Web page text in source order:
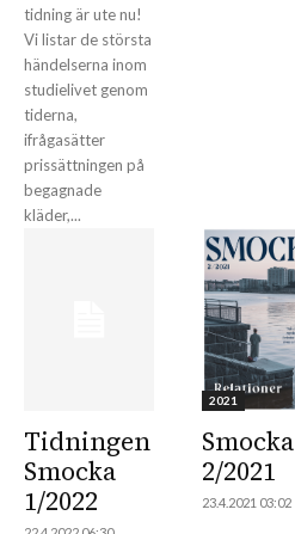
tidning är ute nu!
Vi listar de största
händelserna inom
studielivet genom
tiderna,
ifrågasätter
prissättningen på
begagnade
kläder,...
Tidningen
Smocka
1/2022
2021
Smocka
2/2021
23.4.2021 03:02